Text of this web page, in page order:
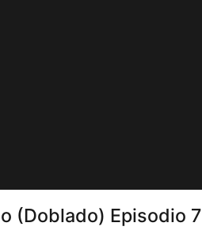
(Doblado) Episodio 7